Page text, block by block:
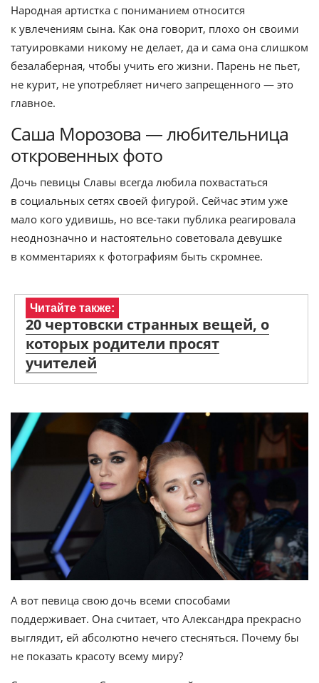
Народная артистка с пониманием относится
к увлечениям сына. Как она говорит, плохо он своими
татуировками никому не делает, да и сама она слишком
безалаберная, чтобы учить его жизни. Парень не пьет,
не курит, не употребляет ничего запрещенного — это
главное.
Саша Морозова — любительница
откровенных фото
Дочь певицы Славы всегда любила похвастаться
в социальных сетях своей фигурой. Сейчас этим уже
мало кого удивишь, но все-таки публика реагировала
неоднозначно и настоятельно советовала девушке
в комментариях к фотографиям быть скромнее.
Читайте также:
20 чертовски странных вещей, о
которых родители просят
учителей
А вот певица свою дочь всеми способами
поддерживает. Она считает, что Александра прекрасно
выглядит, ей абсолютно нечего стесняться. Почему бы
не показать красоту всему миру?